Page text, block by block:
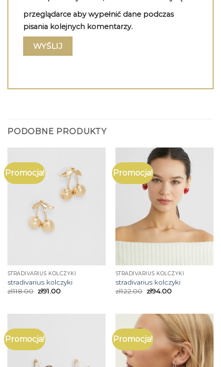
przeglądarce aby wypełnić dane podczas
pisania kolejnych komentarzy.
PODOBNE PRODUKTY
Promocja!
STRADIVARIUS KOLCZYKI
stradivarius kolczyki
zł118.00 zł91.00
Promocja!
STRADIVARIUS KOLCZYKI
stradivarius kolczyki
zł122.00 zł94.00
Promocja! Promocja!